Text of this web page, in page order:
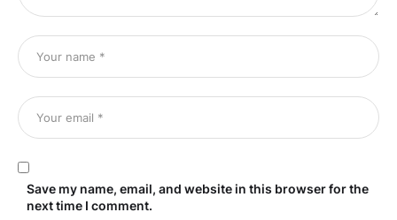
Save my name, email, and website in this browser for the
next time I comment.